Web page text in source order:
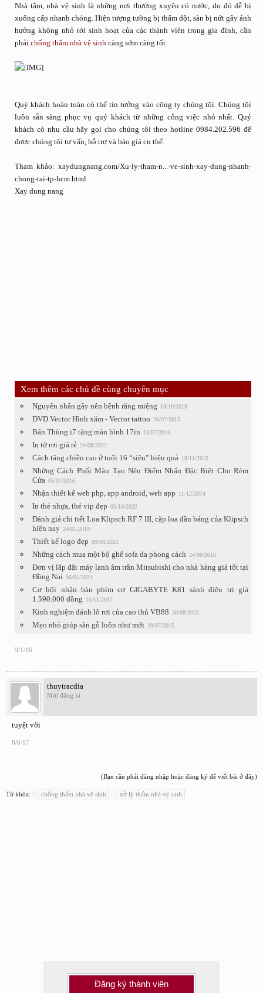
Nhà tắm, nhà vệ sinh là những nơi thường xuyên có nước, do đó dễ bị
xuống cấp nhanh chóng. Hiện tượng tường bị thấm dột, sàn bị nứt gây ảnh
hưởng không nhỏ tới sinh hoạt của các thành viên trong gia đình, cần
phải chống thấm nhà vệ sinh càng sớm càng tốt.
Quý khách hoàn toàn có thể tin tưởng vào công ty chúng tôi. Chúng tôi
luôn sẵn sàng phục vụ quý khách từ những công việc nhỏ nhất. Quý
khách có nhu cầu hãy gọi cho chúng tôi theo hotline 0984.202.596 để
được chúng tôi tư vấn, hỗ trợ và báo giá cụ thể.
Tham khảo: xaydungnang.com/Xu-ly-tham-n...-ve-sinh-xay-dung-nhanh-
chong-tai-tp-hcm.html
Xay dung nang
Xem thêm các chủ đề cùng chuyên mục
Nguyên nhân gây nên bệnh răng miệng 19/10/2019
DVD Vector Hình xăm - Vector tattoo 26/07/2015
Bán Thùng i7 tặng màn hình 17in 13/07/2016
In tờ rơi giá rẻ 24/08/2022
Cách tăng chiều cao ở tuổi 16 “siêu” hiệu quả 18/11/2015
Những Cách Phối Màu Tạo Nên Điểm Nhấn Đặc Biệt Cho Rèm
Cửa 05/07/2016
Nhận thiết kế web php, app android, web app 11/12/2014
In thẻ nhựa, thẻ vip đẹp 05/10/2022
Đánh giá chi tiết Loa Klipsch RF 7 III, cặp loa đầu bảng của Klipsch
hiện nay 24/01/2019
Thiết kế logo đẹp 09/08/2021
Những cách mua một bộ ghế sofa da phong cách 24/06/2016
Đơn vị lắp đặt máy lạnh âm trần Mitsubishi cho nhà hàng giá tốt tại
Đồng Nai 06/01/2021
Cơ hội nhận bàn phím cơ GIGABYTE K81 sành điệu trị giá
1.590.000 đồng
15/11/2017
Kinh nghiệm đánh lô rơi của cao thủ VB88 30/08/2025
Mẹo nhỏ giúp sàn gỗ luôn như mới 29/07/2015
9/1/16
thuytracdia
Mới đăng kí
tuyệt vời
8/6/17
(Bạn cần phải đăng nhập hoặc đăng ký để viết bài ở đây)
Từ khóa: chống thấm nhà vệ sinh xử lý thấm nhà vệ sinh
Đăng ký thành viên